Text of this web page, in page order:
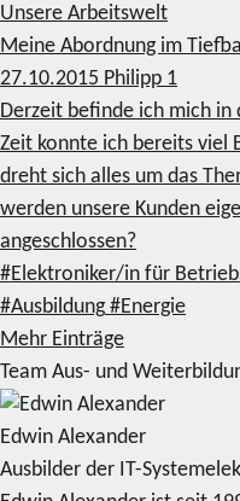
Unsere Arbeitswelt
Meine Abordnung im
27.10.2015 Philipp 1
Derzeit befinde ich mich in
Zeit konnte ich bereits viel
dreht sich alles um das
werden unsere Kunden
angeschlossen?
#Elektroniker/in für
#Ausbildung #Energie
Mehr Einträge
Team Aus- und
Edwin Alexander
Ausbilder der IT-